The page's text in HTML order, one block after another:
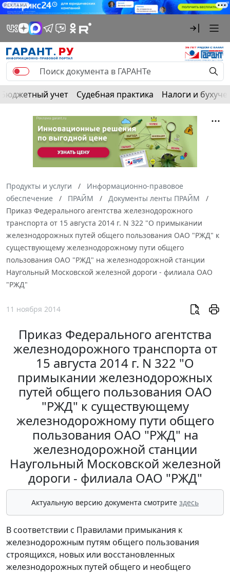
РЕКЛАМА
Бюджетный учет Судебная практика Налоги и
Продукты и услуги
Информационно-правовое
обеспечение
ПРАЙМ
Документы ленты ПРАЙМ
Приказ Федерального агентства железнодорожного
транспорта от 15 августа 2014 г. N 322 "О примыкании
железнодорожных путей общего пользования ОАО "РЖД" к
существующему железнодорожному пути общего
пользования ОАО "РЖД" на железнодорожной станции
Наугольный Московской железной дороги - филиала ОАО
"РЖД"
11 ноября 2014
Приказ Федерального агентства
железнодорожного транспорта от
15 августа 2014 г. N 322 "О
примыкании железнодорожных
путей общего пользования ОАО
"РЖД" к существующему
железнодорожному пути общего
пользования ОАО "РЖД" на
железнодорожной станции
Наугольный Московской железной
дороги - филиала ОАО "РЖД"
Актуальную версию документа смотрите здесь
В соответствии с Правилами примыкания к
железнодорожным путям общего пользования
строящихся, новых или восстановленных
железнодорожных путей общего и необщего